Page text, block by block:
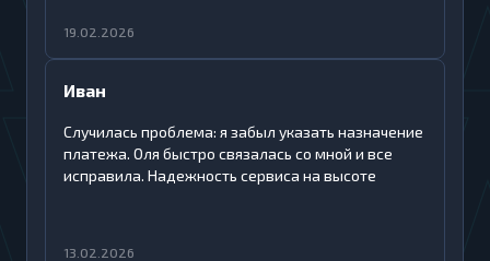
19.02.2026
Иван
Случилась проблема: я забыл указать назначение
платежа. Оля быстро связалась со мной и все
исправила. Надежность сервиса на высоте
13.02.2026